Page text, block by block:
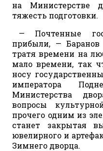
на Министерстве
тяжесть подготовки.
— Почтенные
прибыли, — Баранов
тратя времени на
мало времени, так
носу
императора
Министерства
вопросы
прочего одним из
станет закрытая
ювелирного и
Зимнего дворца.